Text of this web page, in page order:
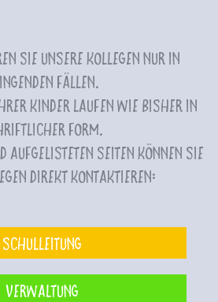
Sie unsere Kollegen nur in
Fällen.
Kinder laufen wie bisher in
Form.
aufgelisteten Seiten können Sie
direkt kontaktieren:
Schulleitung
Verwaltung